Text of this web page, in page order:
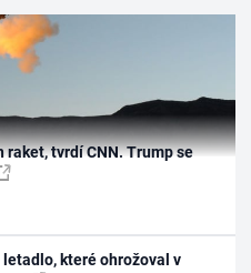
tvrdí CNN. Trump se
které ohrožoval v